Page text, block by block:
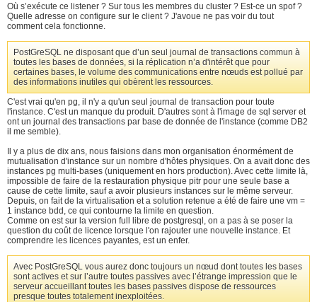
Où s’exécute ce listener ? Sur tous les membres du cluster ? Est-ce un spof ?
Quelle adresse on configure sur le client ? J'avoue ne pas voir du tout
comment cela fonctionne.
PostGreSQL ne disposant que d’un seul journal de transactions commun à
toutes les bases de données, si la réplication n’a d'intérêt que pour
certaines bases, le volume des communications entre nœuds est pollué par
des informations inutiles qui obèrent les ressources.
C'est vrai qu'en pg, il n'y a qu'un seul journal de transaction pour toute
l'instance. C'est un manque du produit. D'autres sont à l'image de sql server et
ont un journal des transactions par base de donnée de l'instance (comme DB2
il me semble).
Il y a plus de dix ans, nous faisions dans mon organisation énormément de
mutualisation d'instance sur un nombre d'hôtes physiques. On a avait donc des
instances pg multi-bases (uniquement en hors production). Avec cette limite là,
impossible de faire de la restauration physique pitr pour une seule base a
cause de cette limite, sauf a avoir plusieurs instances sur le même serveur.
Depuis, on fait de la virtualisation et a solution retenue a été de faire une vm =
1 instance bdd, ce qui contourne la limite en question.
Comme on est sur la version full libre de postgresql, on a pas à se poser la
question du coût de licence lorsque l'on rajouter une nouvelle instance. Et
comprendre les licences payantes, est un enfer.
Avec PostGreSQL vous aurez donc toujours un nœud dont toutes les bases
sont actives et sur l’autre toutes passives avec l’étrange impression que le
serveur accueillant toutes les bases passives dispose de ressources
presque toutes totalement inexploitées.